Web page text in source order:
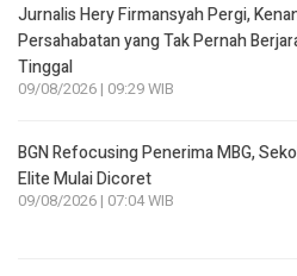
Jurnalis Hery Firmansyah Pergi,
Persahabatan yang Tak Pernah
Tinggal
09/08/2026 | 09:29 WIB
BGN Refocusing Penerima MBG,
Elite Mulai Dicoret
09/08/2026 | 07:04 WIB